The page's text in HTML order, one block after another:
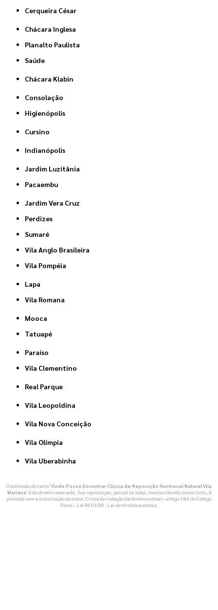
Cerqueira César
Chácara Inglesa
Planalto Paulista
Saúde
Chácara Klabin
Consolação
Higienópolis
Cursino
Indianópolis
Jardim Luzitânia
Pacaembu
Jardim Vera Cruz
Perdizes
Sumaré
Vila Anglo Brasileira
Vila Pompéia
Lapa
Vila Romana
Mooca
Tatuapé
Paraíso
Vila Clementino
Real Parque
Vila Leopoldina
Vila Nova Conceição
Vila Olímpia
Vila Uberabinha
O conteúdo do texto "Onde Posso Encontrar Clínica de Reposição Hormonal Natural Vila
Mariana" é de direito reservado. Sua reprodução, parcial ou total, mesmo citando nossos links, é
proibida sem a autorização do autor. Crime de violação de direito autoral – artigo 184 do Código
Penal – Lei 9610/98 - Lei de direitos autorais.